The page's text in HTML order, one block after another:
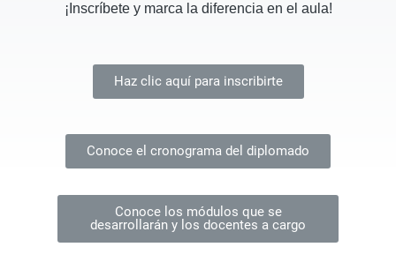
¡Inscríbete y marca la diferencia en el aula!
Haz clic aquí para inscribirte
Conoce el cronograma del diplomado
Conoce los módulos que se
desarrollarán y los docentes a cargo